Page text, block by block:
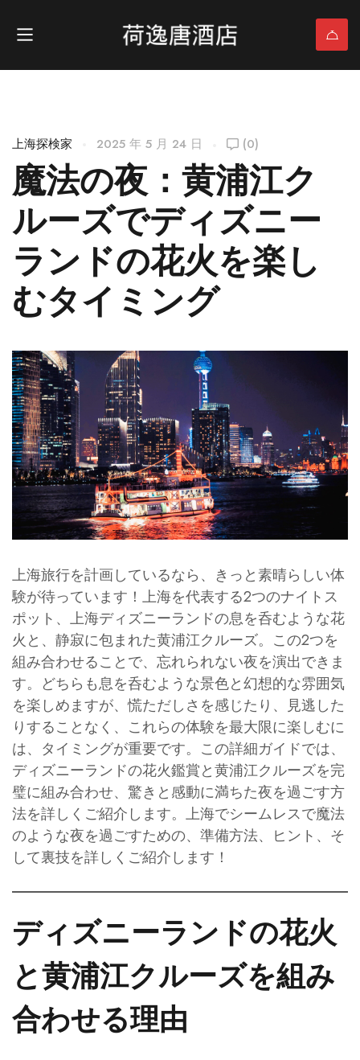
上海探検家 2025 年 5 月 24 日 (0)
魔法の夜：黄浦江ク
ルーズでディズニー
ランドの花火を楽し
むタイミング
上海旅行を計画しているなら、きっと素晴らしい体
験が待っています！上海を代表する2つのナイトス
ポット、上海ディズニーランドの息を呑むような花
火と、静寂に包まれた黄浦江クルーズ。この2つを
組み合わせることで、忘れられない夜を演出できま
す。どちらも息を呑むような景色と幻想的な雰囲気
を楽しめますが、慌ただしさを感じたり、見逃した
りすることなく、これらの体験を最大限に楽しむに
は、タイミングが重要です。この詳細ガイドでは、
ディズニーランドの花火鑑賞と黄浦江クルーズを完
璧に組み合わせ、驚きと感動に満ちた夜を過ごす方
法を詳しくご紹介します。上海でシームレスで魔法
のような夜を過ごすための、準備方法、ヒント、そ
して裏技を詳しくご紹介します！
ディズニーランドの花火
と黄浦江クルーズを組み
合わせる理由